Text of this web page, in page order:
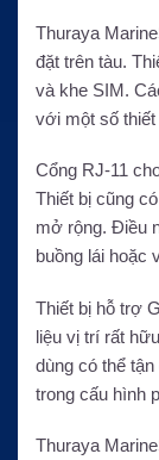
Thuraya
đặt trên tàu.
và khe SIM.
với một số thiết
Cổng RJ-11
Thiết bị cũng
mở rộng. Điều
buồng lái hoặc
Thiết bị hỗ trợ
liệu vị trí rất
dùng có thể
trong cấu hình
Thuraya